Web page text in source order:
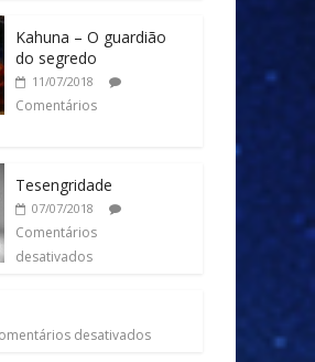
Kahuna – O guardião
do segredo
11/07/2018
Comentários
Tesengridade
07/07/2018
Comentários
desativados
desativados